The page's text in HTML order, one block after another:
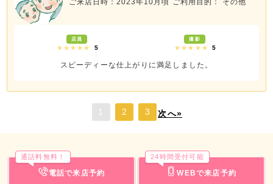
ご来店日時：2023年10月頃 ご利用目的： その他
店員
★★★★★ 5
撮影
★★★★★ 5
スピーディーな仕上がりに満足しました。
2 3 次へ»
電話で来店予約
通話料無料！
WEBで来店予約
24時間受付可能